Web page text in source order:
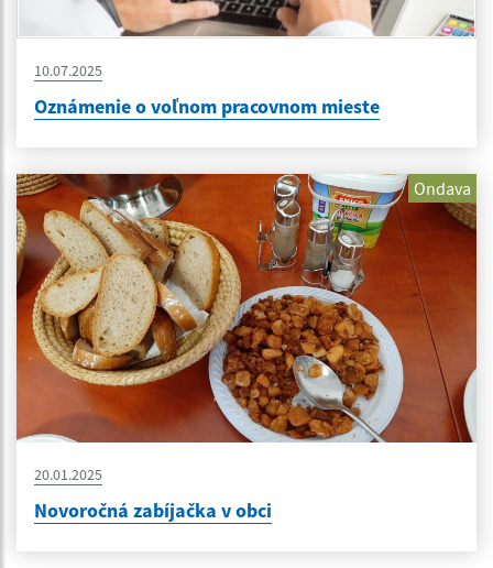
10.07.2025
Oznámenie o voľnom pracovnom mieste
Ondava
20.01.2025
Novoročná zabíjačka v obci